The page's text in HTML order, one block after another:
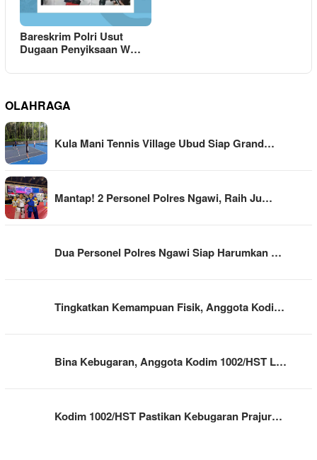
Bareskrim Polri Usut
Dugaan Penyiksaan W…
OLAHRAGA
Kula Mani Tennis Village Ubud Siap Grand…
Mantap! 2 Personel Polres Ngawi, Raih Ju…
Dua Personel Polres Ngawi Siap Harumkan …
Tingkatkan Kemampuan Fisik, Anggota Kodi…
Bina Kebugaran, Anggota Kodim 1002/HST L…
Kodim 1002/HST Pastikan Kebugaran Prajur…